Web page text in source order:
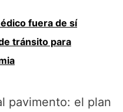
fuera de sí
tránsito para
pavimento: el plan